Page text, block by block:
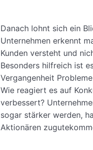
Danach lohnt sich ein
Unternehmen erkennt
Kunden versteht und
Besonders hilfreich ist
Vergangenheit
Wie reagiert es auf
verbessert?
sogar stärker werden,
Aktionären